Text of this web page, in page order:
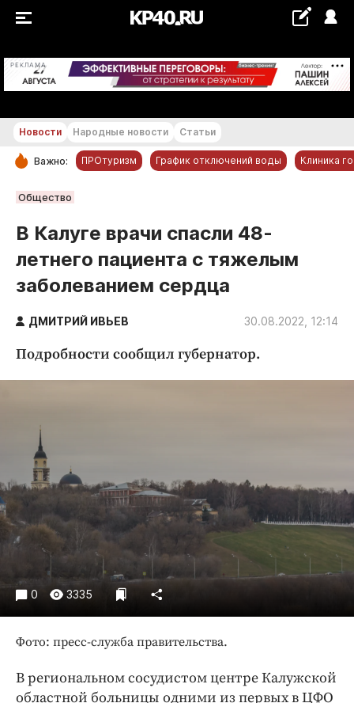
РЕКЛАМА +28...+29 °С
РУБРИКИ
Новости компаний
Статьи
Народные новости
Авто и транспорт
Погода
Праздники
Происшествия
Спорт
Экономика и бизнес
Блоги
Медиаперсона
Новости Народные новости Статьи
Важно: ПРОтуризм График отключений воды Клиника
Общество
В Калуге врачи спасли 48-
летнего пациента с тяжелым
заболеванием сердца
ДМИТРИЙ ИВЬЕВ 30.08.2022, 12:14
Подробности сообщил губернатор.
0 3335
Фото: пресс-служба правительства.
В региональном сосудистом центре Калужской
областной больницы одними из первых в ЦФО